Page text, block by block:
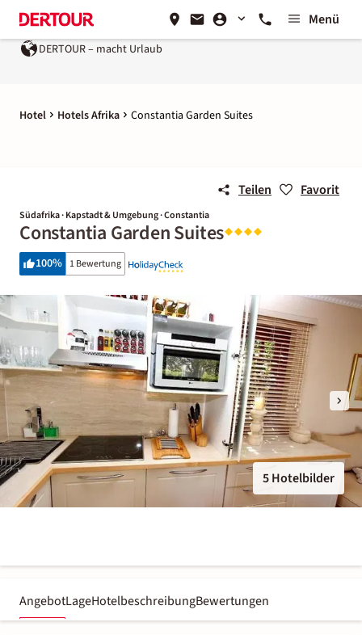
Menü
DERTOUR – macht Urlaub
Hotel Hotels Afrika Constantia Garden Suites
Teilen Favorit
Südafrika · Kapstadt & Umgebung · Constantia
Constantia Garden Suites
100% 1 Bewertung
5 Hotelbilder
AngebotLageHotelbeschreibungBewertungen